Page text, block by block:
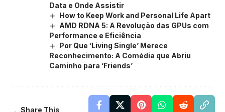
Data e Onde Assistir
How to Keep Work and Personal Life Apart
AMD RDNA 5: A Revolução das GPUs com
Performance e Eficiência
Por Que ‘Living Single’ Merece
Reconhecimento: A Comédia que Abriu
Caminho para ‘Friends’
Share This